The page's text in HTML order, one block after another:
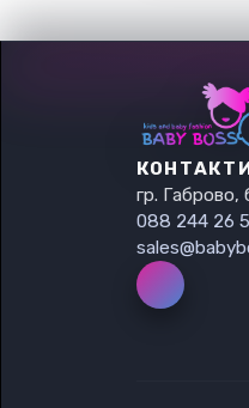
гр.
088 244 26